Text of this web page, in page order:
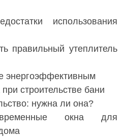
использования
правильный утеплитель
энергоэффективным
строительстве бани
нужна ли она?
окна для